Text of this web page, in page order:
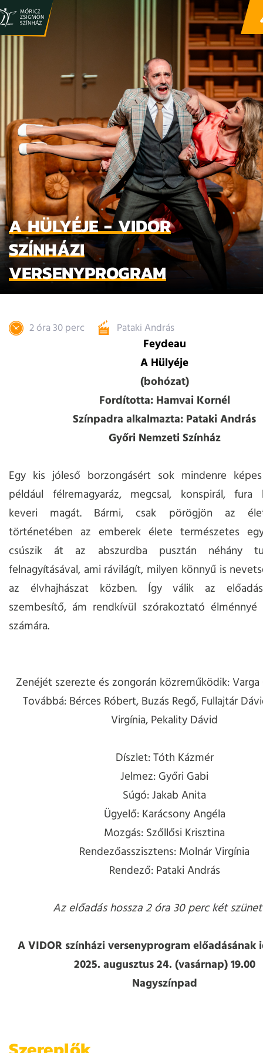
A HÜLYÉJE - VIDOR
SZÍNHÁZI
VERSENYPROGRAM
2 óra 30 perc Pataki András
Feydeau
A Hülyéje
(bohózat)
Fordította: Hamvai Kornél
Színpadra alkalmazta: Pataki András
Győri Nemzeti Színház
Egy kis jóleső borzongásért sok mindenre
például félremagyaráz, megcsal, konspirál, fura
keveri magát. Bármi, csak pörögjön az
történetében az emberek élete természetes
csúszik át az abszurdba pusztán néhány
felnagyításával, ami rávilágít, milyen könnyű is
az élvhajhászat közben. Így válik az
szembesítő, ám rendkívül szórakoztató
számára.
Zenéjét szerezte és zongorán közreműködik: Varga
Továbbá: Bérces Róbert, Buzás Regő, Fullajtár
Virgínia, Pekality Dávid
Díszlet: Tóth Kázmér
Jelmez: Győri Gabi
Súgó: Jakab Anita
Ügyelő: Karácsony Angéla
Mozgás: Szőllősi Krisztina
Rendezőasszisztens: Molnár Virgínia
Rendező: Pataki András
Az előadás hossza 2 óra 30 perc két
A VIDOR színházi versenyprogram
2025. augusztus 24. (vasárnap) 19.00
Nagyszínpad